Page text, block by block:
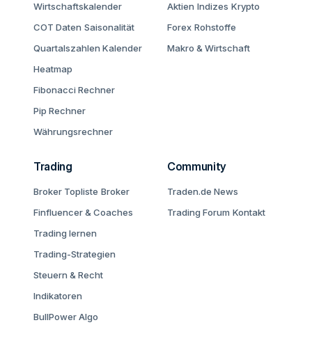
Wirtschaftskalender
COT Daten Saisonalität
Quartalszahlen Kalender
Heatmap
Fibonacci Rechner
Pip Rechner
Währungsrechner
Aktien Indizes Krypto
Forex Rohstoffe
Makro & Wirtschaft
Trading
Broker Topliste Broker
Finfluencer & Coaches
Trading lernen
Trading-Strategien
Steuern & Recht
Indikatoren
BullPower Algo
Community
Traden.de News
Trading Forum Kontakt